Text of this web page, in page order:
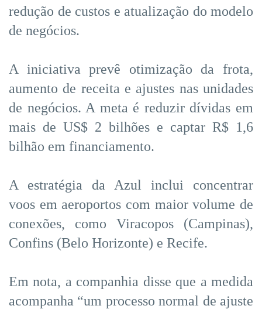
redução de custos e atualização do modelo
de negócios.
A iniciativa prevê otimização da frota,
aumento de receita e ajustes nas unidades
de negócios. A meta é reduzir dívidas em
mais de US$ 2 bilhões e captar R$ 1,6
bilhão em financiamento.
A estratégia da Azul inclui concentrar
voos em aeroportos com maior volume de
conexões, como Viracopos (Campinas),
Confins (Belo Horizonte) e Recife.
Em nota, a companhia disse que a medida
acompanha “um processo normal de ajuste